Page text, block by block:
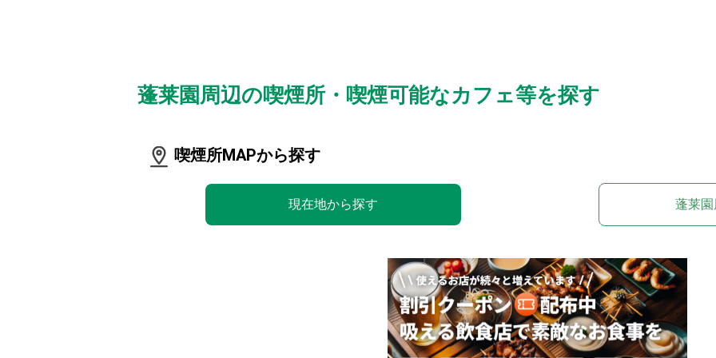
蓬莱園周辺の喫煙所・喫煙可能なカフェ等を探す
喫煙所MAPから探す
現在地から探す 蓬莱